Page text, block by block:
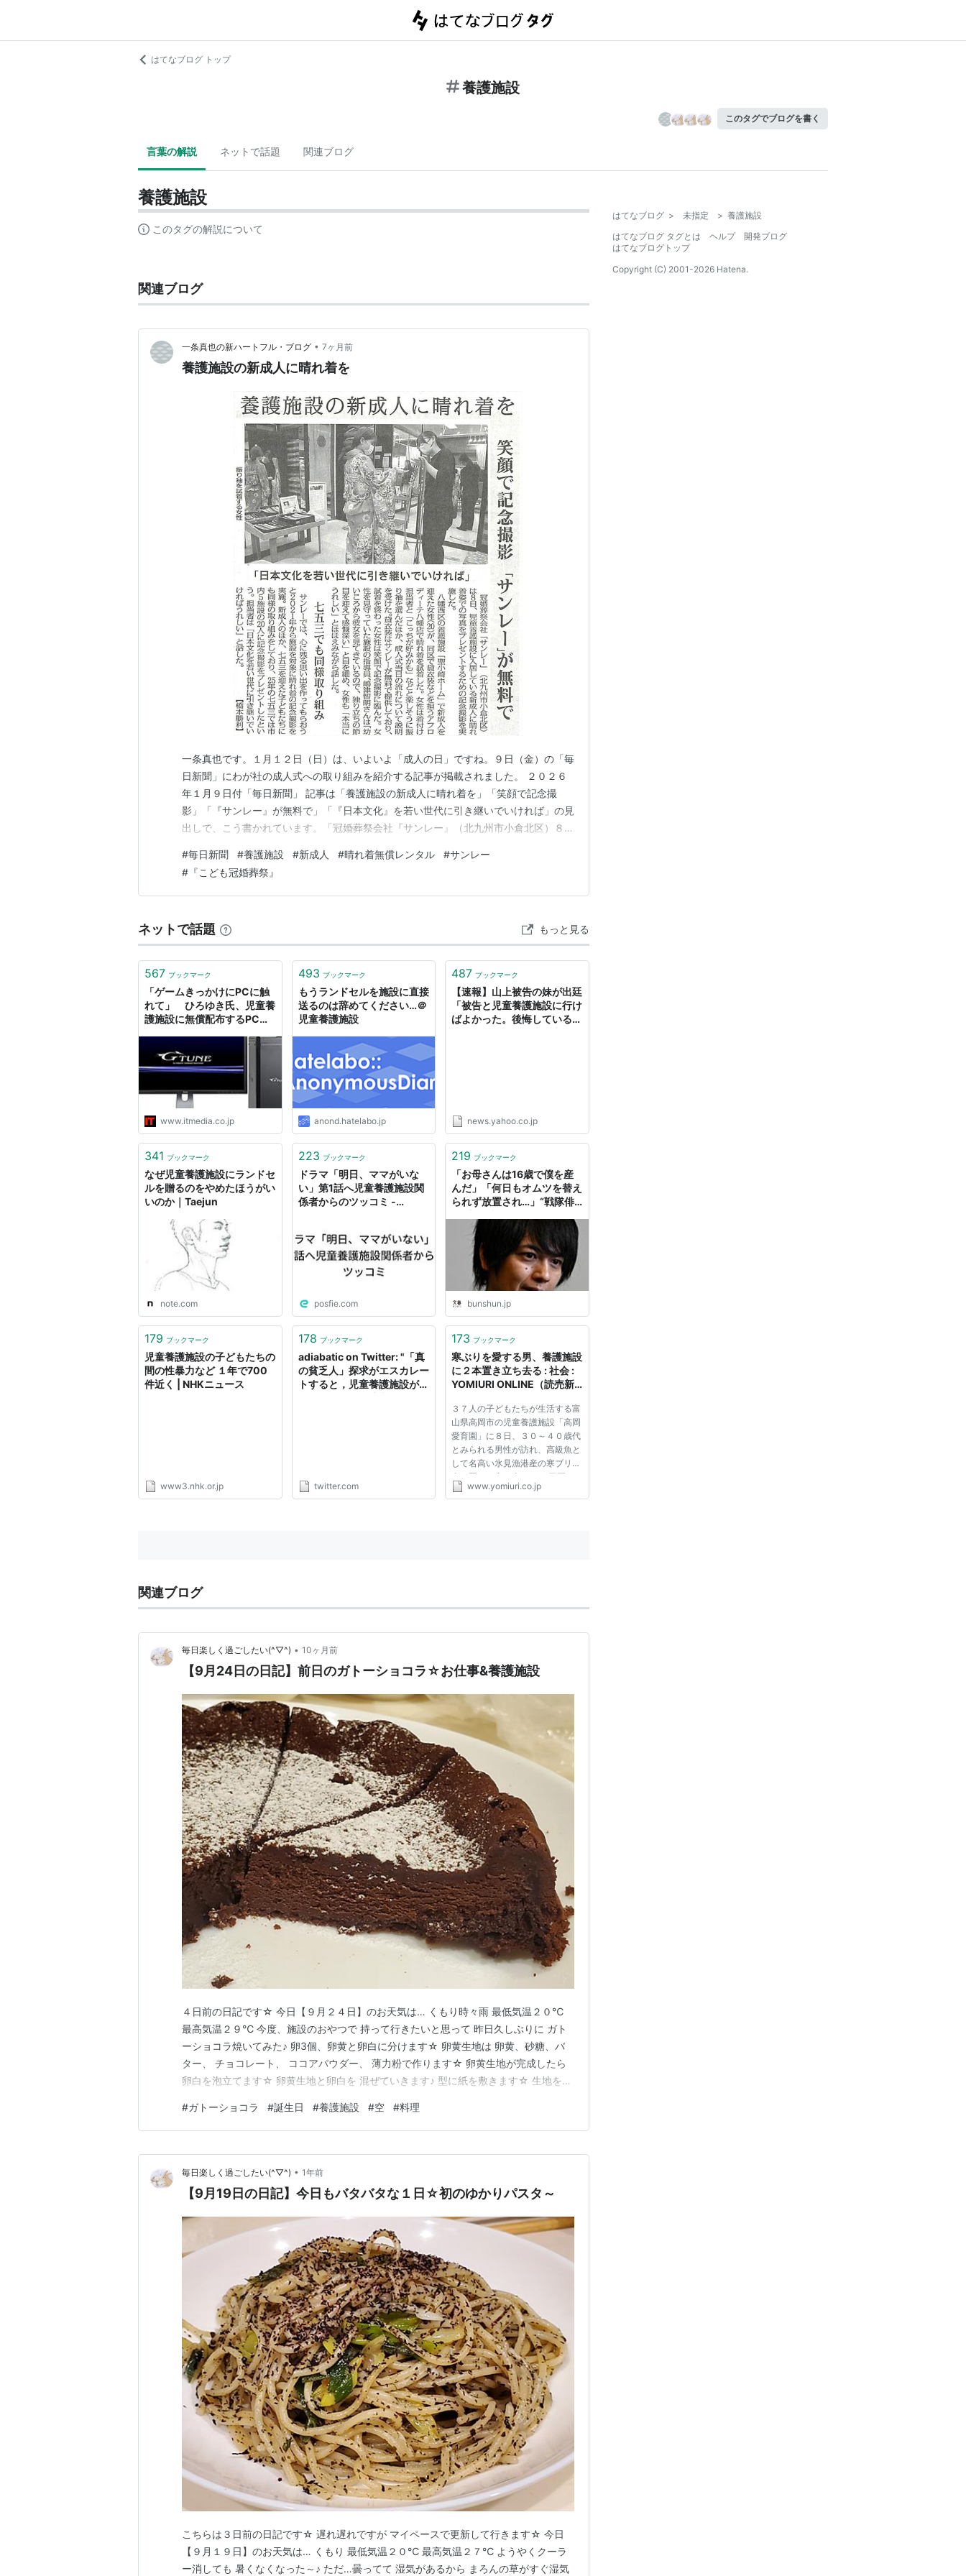
はてなブログ トップ
養護施設
このタグでブログを書く
言葉の解説 ネットで話題 関連ブログ
養護施設
このタグの解説について
関連ブログ
一条真也の新ハートフル・ブログ • 7ヶ月前
養護施設の新成人に晴れ着を
一条真也です。１月１２日（日）は、いよいよ「成人の日」ですね。９日（金）の「毎
日新聞」にわが社の成人式への取り組みを紹介する記事が掲載されました。 ２０２６
年１月９日付「毎日新聞」 記事は「養護施設の新成人に晴れ着を」「笑顔で記念撮
影」「『サンレー』が無料で」「『日本文化』を若い世代に引き継いでいければ」の見
出しで、こう書かれています。「冠婚葬祭会社『サンレー』（北九州市小倉北区）８
念撮影を実施した。八幡西区の養護施設『聖小崎ホーム』で新成人を迎えた女性（２
０）が同区で貸衣装などを担うアフロディーテ八幡店で晴れ着を試…
#毎日新聞 #養護施設 #新成人 #晴れ着無償レンタル #サンレー
# 『こども冠婚葬祭』
ネットで話題 もっと見る
567 ブックマーク
「ゲームきっかけにPCに触
れて」 ひろゆき氏、児童養
護施設に無償配布するPCの
www.itmedia.co.jp
493 ブックマーク
もうランドセルを施設に直接
送るのは辞めてください…＠
児童養護施設
anond.hatelabo.jp
487 ブックマーク
【速報】山上被告の妹が出廷
「被告と児童養護施設に行け
ばよかった。後悔している」
news.yahoo.co.jp
341 ブックマーク
なぜ児童養護施設にランドセ
ルを贈るのをやめたほうがい
いのか｜Taejun
note.com
223 ブックマーク
ドラマ「明日、ママがいな
い」第1話へ児童養護施設関
係者からのツッコミ -
posfie.com
219 ブックマーク
「お母さんは16歳で僕を産
んだ」「何日もオムツを替え
られず放置され…」“戦隊俳
す、児童養護施設に入った経
緯 | 文春オンライン
bunshun.jp
179 ブックマーク
児童養護施設の子どもたちの
間の性暴力など １年で700
件近く | NHKニュース
www3.nhk.or.jp
178 ブックマーク
adiabatic on Twitter: "「真
の貧乏人」探求がエスカレー
トすると，児童養護施設がケ
み）。あるべき貧困者像を押
し付けられる義理はないので
twitter.com
173 ブックマーク
寒ぶりを愛する男、養護施設
に２本置き立ち去る : 社会 :
YOMIURI ONLINE（読売新
３７人の子どもたちが生活する富
山県高岡市の児童養護施設「高岡
愛育園」に８日、３０～４０歳代
とみられる男性が訪れ、高級魚と
して名高い氷見漁港産の寒ブリ２
本を置いて立ち去った。 同園に
は昨年も寒ブリ２本が贈られ、今
www.yomiuri.co.jp
関連ブログ
毎日楽しく過ごしたい(^▽^) • 10ヶ月前
【9月24日の日記】前日のガトーショコラ☆お仕事&養護施設
４日前の日記です☆ 今日【９月２４日】のお天気は… くもり時々雨 最低気温２０℃
最高気温２９℃ 今度、施設のおやつで 持って行きたいと思って 昨日久しぶりに ガト
ーショコラ焼いてみた♪ 卵3個、卵黄と卵白に分けます☆ 卵黄生地は 卵黄、砂糖、バ
ター、 チョコレート、 ココアパウダー、 薄力粉で作ります☆ 卵黄生地が完成したら
卵白を泡立てます☆ 卵黄生地と卵白を 混ぜていきます♪ 型に紙を敷きます☆ 生地を流
で これで、焼き上がりにします♪ 冷まして、一晩冷蔵庫で冷やします☆ ガトーショコ
ラは、冷やした方が 絶対…
#ガトーショコラ #誕生日 #養護施設 #空 #料理
毎日楽しく過ごしたい(^▽^) • 1年前
【9月19日の日記】今日もバタバタな１日☆初のゆかりパスタ～
こちらは３日前の日記です☆ 遅れ遅れですが マイペースで更新して行きます☆ 今日
【９月１９日】のお天気は… くもり 最低気温２０℃ 最高気温２７℃ ようやくクーラ
ー消しても 暑くなくなった～♪ ただ…曇ってて 湿気があるから まろんの草がすぐ湿気
はてなブログ > 未指定 > 養護施設
はてなブログ タグとは
ヘルプ
開発ブログ
はてなブログトップ
Copyright (C) 2001-2026 Hatena.